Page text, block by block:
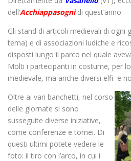
dell’Acchiappasognidi quest’anno.
Gli stand di articoli medievali di ogni
tema) e di associazioni ludiche e
disposti lungo il parco nel quale
Molti i partecipanti in costume, per
medievale, ma anche diversi elfi e
Oltre ai vari banchetti, nel corso
delle giornate si sono
susseguite diverse iniziative,
come conferenze e tornei. Di
questi ultimi potete vedere le
foto: il tiro con l’arco, in cui i